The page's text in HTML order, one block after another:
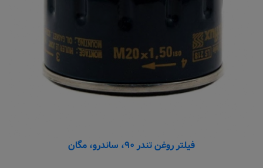
فیلتر روغن تندر ۹۰، ساندرو، مگان